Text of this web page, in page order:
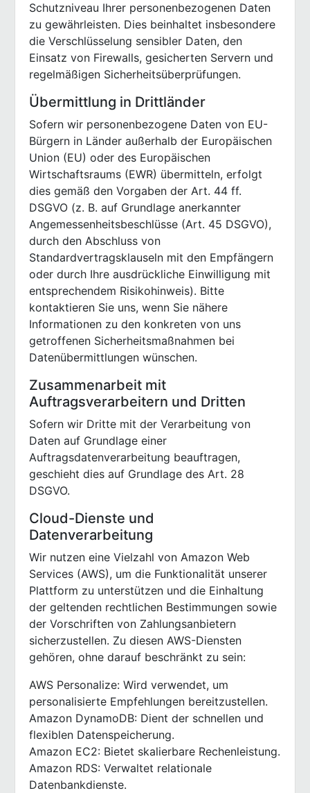
Schutzniveau Ihrer personenbezogenen Daten
zu gewährleisten. Dies beinhaltet insbesondere
die Verschlüsselung sensibler Daten, den
Einsatz von Firewalls, gesicherten Servern und
regelmäßigen Sicherheitsüberprüfungen.
Übermittlung in Drittländer
Sofern wir personenbezogene Daten von EU-
Bürgern in Länder außerhalb der Europäischen
Union (EU) oder des Europäischen
Wirtschaftsraums (EWR) übermitteln, erfolgt
dies gemäß den Vorgaben der Art. 44 ff.
DSGVO (z. B. auf Grundlage anerkannter
Angemessenheitsbeschlüsse (Art. 45 DSGVO),
durch den Abschluss von
Standardvertragsklauseln mit den Empfängern
oder durch Ihre ausdrückliche Einwilligung mit
entsprechendem Risikohinweis). Bitte
kontaktieren Sie uns, wenn Sie nähere
Informationen zu den konkreten von uns
getroffenen Sicherheitsmaßnahmen bei
Datenübermittlungen wünschen.
Zusammenarbeit mit
Auftragsverarbeitern und Dritten
Sofern wir Dritte mit der Verarbeitung von
Daten auf Grundlage einer
Auftragsdatenverarbeitung beauftragen,
geschieht dies auf Grundlage des Art. 28
DSGVO.
Cloud-Dienste und
Datenverarbeitung
Wir nutzen eine Vielzahl von Amazon Web
Services (AWS), um die Funktionalität unserer
Plattform zu unterstützen und die Einhaltung
der geltenden rechtlichen Bestimmungen sowie
der Vorschriften von Zahlungsanbietern
sicherzustellen. Zu diesen AWS-Diensten
gehören, ohne darauf beschränkt zu sein:
AWS Personalize: Wird verwendet, um
personalisierte Empfehlungen bereitzustellen.
Amazon DynamoDB: Dient der schnellen und
flexiblen Datenspeicherung.
Amazon EC2: Bietet skalierbare Rechenleistung.
Amazon RDS: Verwaltet relationale
Datenbankdienste.